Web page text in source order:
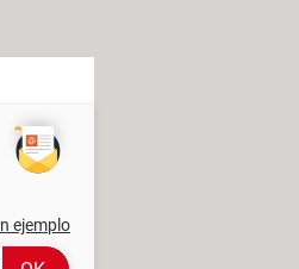
ejemplo